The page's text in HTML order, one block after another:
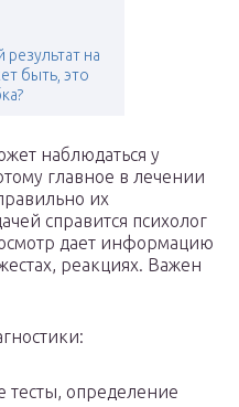
на
быть, это
наблюдаться у
главное в лечении
их
справится психолог
дает информацию
реакциях. Важен
тесты, определение